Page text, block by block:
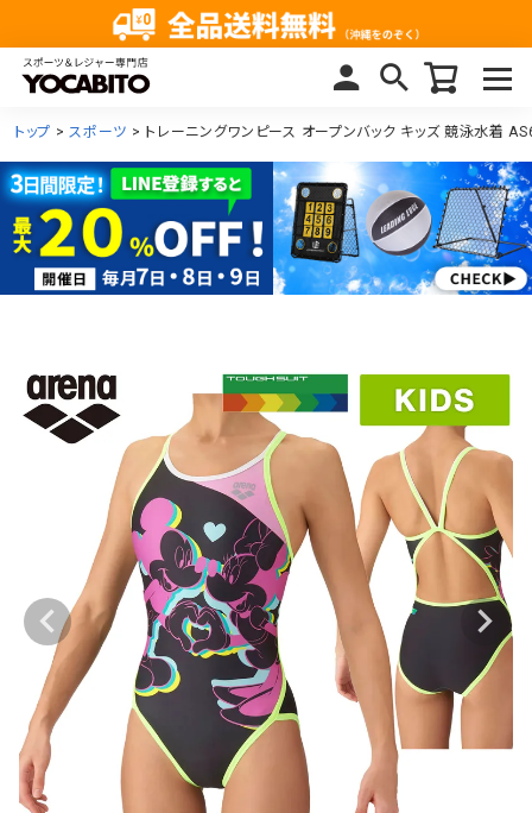
トップ スポーツ トレーニングワンピース オープンバック キッズ 競泳水着